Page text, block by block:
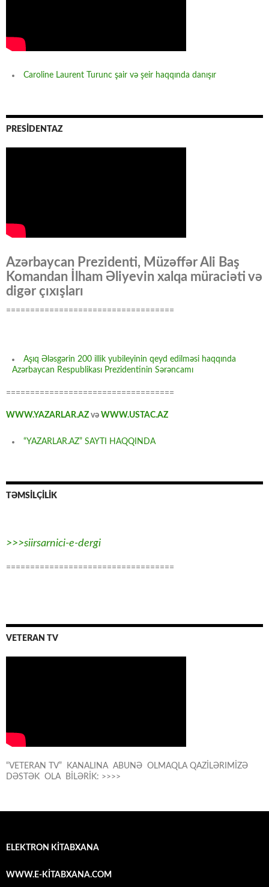
Caroline Laurent Turunc şair və şeir haqqında danışır
PRESİDENTAZ
Azərbaycan Prezidenti, Müzəffər Ali Baş
Komandan İlham Əliyevin xalqa müraciəti və
digər çıxışları
===================================
Aşıq Ələsgərin 200 illik yubileyinin qeyd edilməsi haqqında
Azərbaycan Respublikası Prezidentinin Sərəncamı
===================================
WWW.YAZARLAR.AZ və WWW.USTAC.AZ
“YAZARLAR.AZ” SAYTI HAQQINDA
TƏMSİLÇİLİK
>>>siirsarnici-e-dergi
===================================
VETERAN TV
“VETERAN TV” KANALINA ABUNƏ OLMAQLA QAZİLƏRIMİZƏ
DƏSTƏK OLA BİLƏRİK: >>>>
ELEKTRON KİTABXANA
WWW.E-KİTABXANA.COM